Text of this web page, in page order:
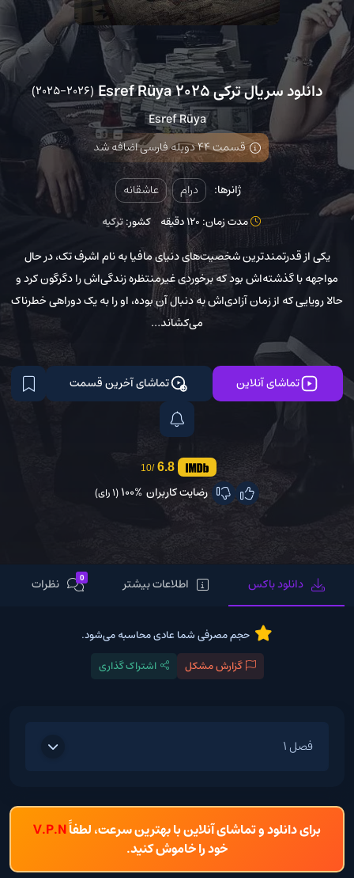
دانلود سریال ترکی Esref Rüya 2025 (2025-2026)
Esref Rüya
قسمت 44 دوبله فارسی اضافه شد
ژانرها: درام عاشقانه
مدت زمان: 120 دقیقه کشور:ترکیه
یکی از قدرتمندترین شخصیت‌های دنیای مافیا به نام اشرف تک، در حال
مواجهه با گذشته‌اش بود که برخوردی غیرمنتظره زندگی‌اش را دگرگون کرد و
حالا رویایی که از زمان آزادی‌اش به دنبال آن بوده، او را به یک دوراهی خطرناک
می‌کشاند…
تماشای آنلاین تماشای آخرین قسمت
6.8
/10
رضایت کاربران 100%(1 رای)
دانلود باکس اطلاعات بیشتر 0 نظرات
حجم مصرفی شما عادی محاسبه می‌شود.
گزارش مشکل
اشتراک گذاری
فصل 1
برای دانلود و تماشای آنلاین با بهترین سرعت، لطفاًV.P.N
خود را خاموش کنید.